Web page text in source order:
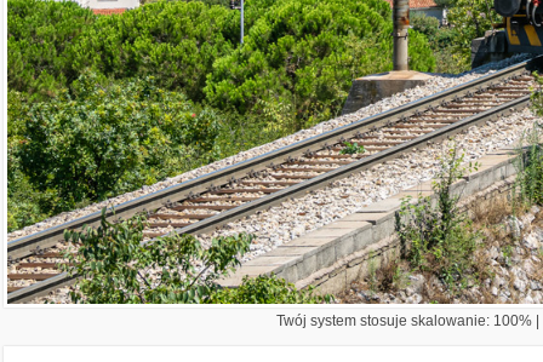
Twój system stosuje skalowanie: 100%